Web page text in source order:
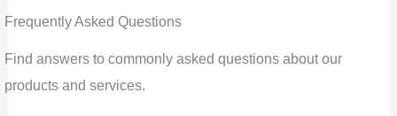
Frequently Asked Questions
Find answers to commonly asked questions about our
products and services.